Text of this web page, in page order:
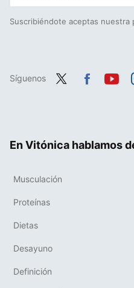
Suscribiéndote aceptas nuestra
Síguenos
En Vitónica hablamos
Musculación
Proteínas
Dietas
Desayuno
Definición